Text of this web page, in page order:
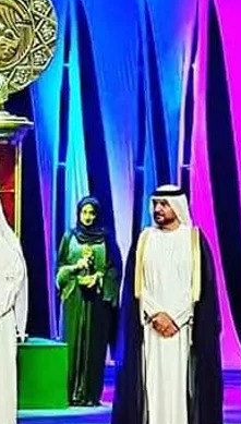
théâtrales du monde arabe.